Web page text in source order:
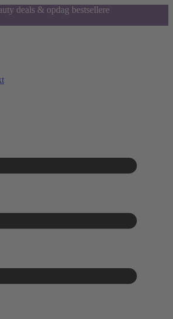
deals & opdag bestsellere